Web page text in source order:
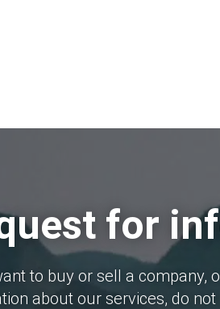
for
to buy or sell a company,
about our services, do